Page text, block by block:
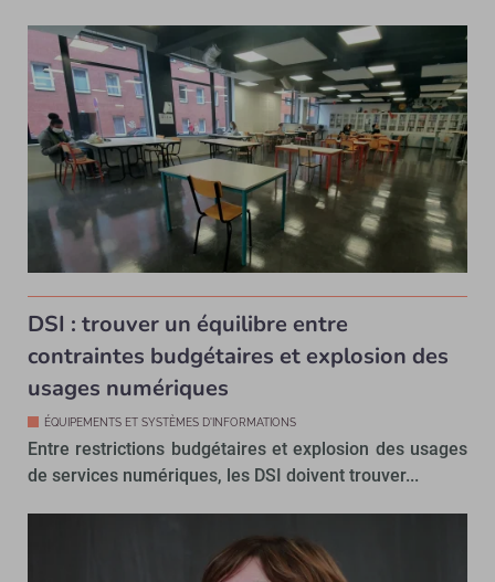
DSI : trouver un équilibre entre
contraintes budgétaires et explosion des
usages numériques
ÉQUIPEMENTS ET SYSTÈMES D'INFORMATIONS
Entre restrictions budgétaires et explosion des usages
de services numériques, les DSI doivent trouver...